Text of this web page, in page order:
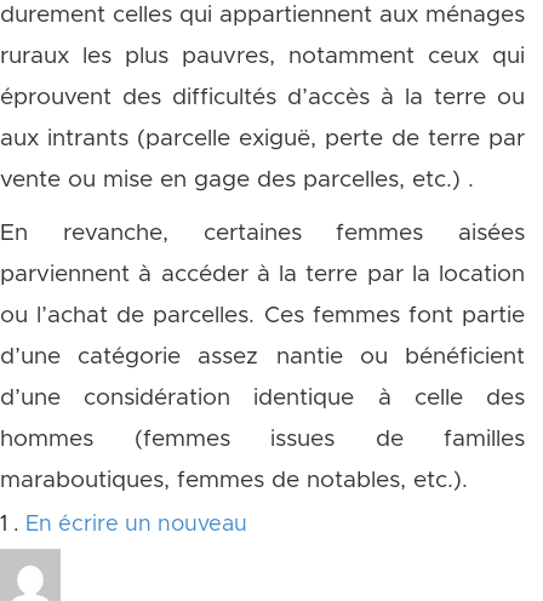
durement celles qui appartiennent aux ménages
ruraux les plus pauvres, notamment ceux qui
éprouvent des difficultés d’accès à la terre ou
aux intrants (parcelle exiguë, perte de terre par
vente ou mise en gage des parcelles, etc.) .
En revanche, certaines femmes aisées
parviennent à accéder à la terre par la location
ou l’achat de parcelles. Ces femmes font partie
d’une catégorie assez nantie ou bénéficient
d’une considération identique à celle des
hommes (femmes issues de familles
maraboutiques, femmes de notables, etc.).
1 Commentaire
. En écrire un nouveau